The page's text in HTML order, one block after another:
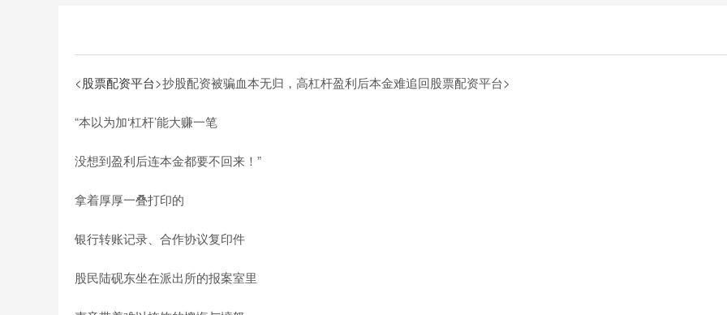
<股票配资平台>抄股配资被骗血本无归，高杠杆盈利后本金难追回股票配资平台>
“本以为加‘杠杆’能大赚一笔
没想到盈利后连本金都要不回来！”
拿着厚厚一叠打印的
银行转账记录、合作协议复印件
股民陆砚东坐在派出所的报案室里